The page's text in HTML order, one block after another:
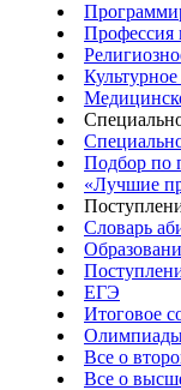
Профессия
Подбор по
«Лучшие
Словарь
ЕГЭ
Итоговое
Олимпиады
Все о
Все о